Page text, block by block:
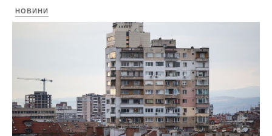
НОВИНИ